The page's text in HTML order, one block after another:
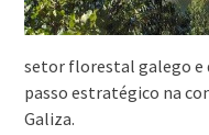
setor florestal galego e
passo estratégico na
Galiza.